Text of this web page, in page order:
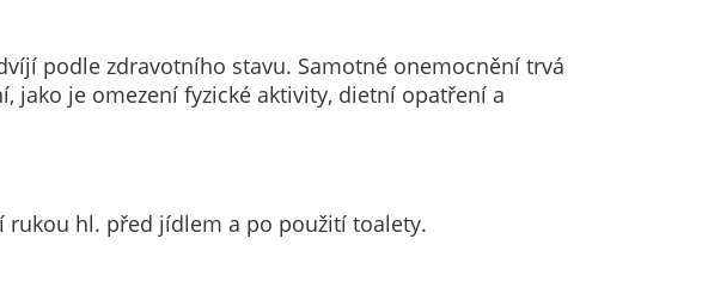
podle zdravotního stavu. Samotné onemocnění trvá
jako je omezení fyzické aktivity, dietní opatření a
rukou hl. před jídlem a po použití toalety.